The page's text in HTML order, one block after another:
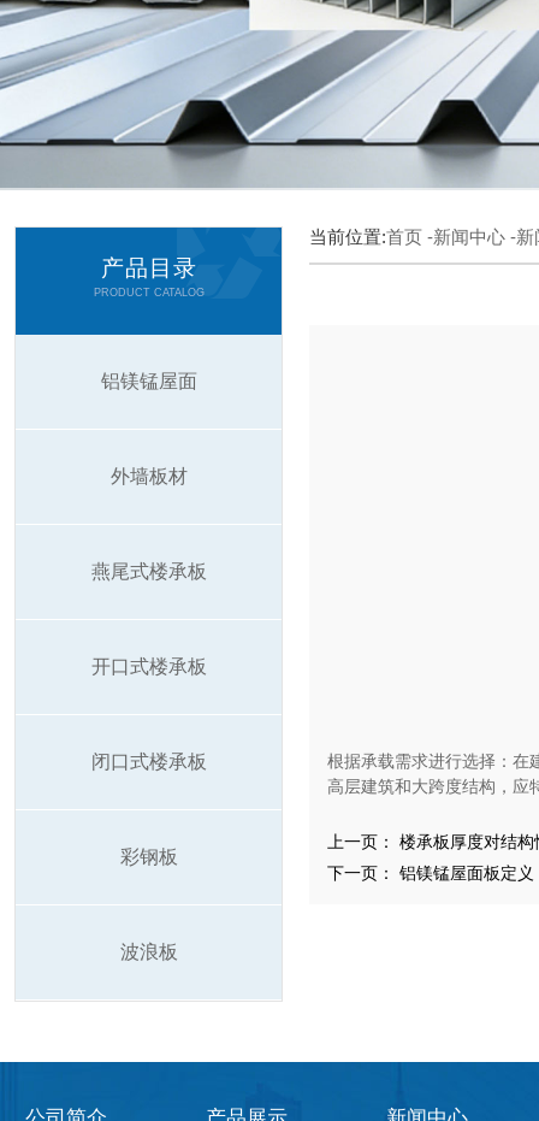
产品目录
PRODUCT CATALOG
铝镁锰屋面
外墙板材
燕尾式楼承板
开口式楼承板
闭口式楼承板
彩钢板
波浪板
当前位置:首页 -新闻中心 -新
根据承载需求进行选择：在
高层建筑和大跨度结构，应
上一页：楼承板厚度对结
下一页：铝镁锰屋面板定义